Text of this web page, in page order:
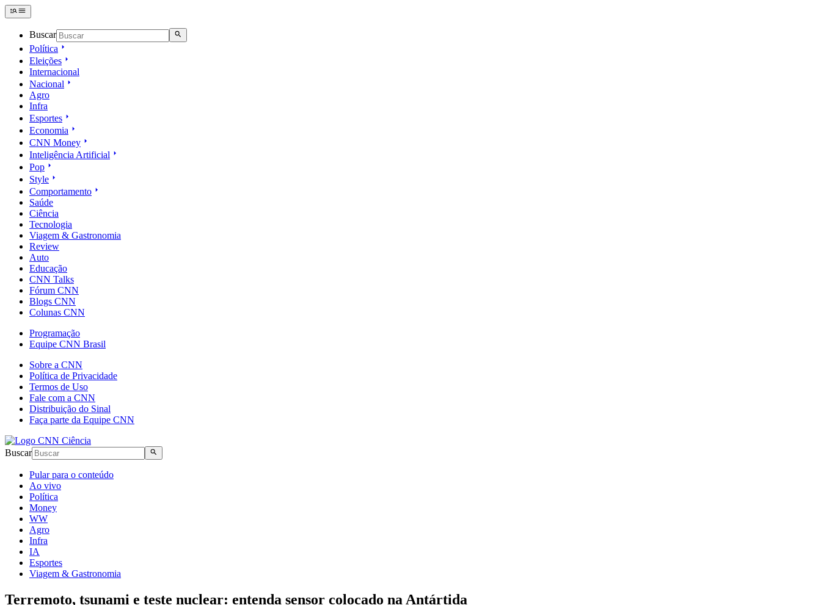
Buscar
Política
Eleições
Internacional
Nacional
Agro
Infra
Esportes
Economia
CNN Money
Inteligência Artificial
Pop
Style
Comportamento
Saúde
Ciência
Tecnologia
Viagem & Gastronomia
Review
Auto
Educação
CNN Talks
Fórum CNN
Blogs CNN
Colunas CNN
Programação
Equipe CNN Brasil
Sobre a CNN
Política de Privacidade
Termos de Uso
Fale com a CNN
Distribuição do Sinal
Faça parte da Equipe CNN
Buscar
Pular para o conteúdo
Ao vivo
Política
Money
WW
Agro
Infra
IA
Esportes
Viagem & Gastronomia
Terremoto, tsunami e teste nuclear: entenda sensor colocado na Antártida